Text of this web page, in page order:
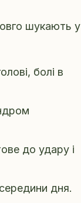
шукають у
болі в
до удару і
дня.